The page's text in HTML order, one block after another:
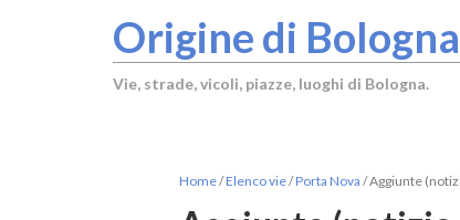
Origine di Bologna
Vie, strade, vicoli, piazze, luoghi di Bologna.
Home/Elenco vie/Porta Nova /Aggiunte